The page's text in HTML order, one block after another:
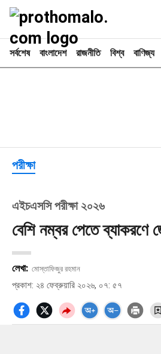
সর্বশেষ বাংলাদেশ রাজনীতি বিশ্ব বাণিজ্য
পরীক্ষা
এইচএসসি পরীক্ষা ২০২৬
বেশি নম্বর পেতে ব্যাকরণে
লেখা: মোস্তাফিজুর রহমান
প্রকাশ: ২৪ ফেব্রুয়ারি ২০২৬, ০৭: ৫৭